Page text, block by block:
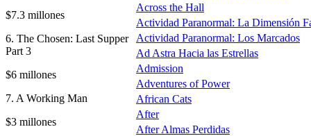
$7.3 millones
6. The Chosen: Last Supper
Part 3
$6 millones
7. A Working Man
$3 millones
Across the Hall
Actividad Paranormal: La Dimensión
Actividad Paranormal: Los Marcados
Ad Astra Hacia las Estrellas
Admission
Adventures of Power
African Cats
After
After Almas Perdidas